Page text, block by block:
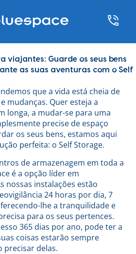
viajantes: Guarde os seus bens
as suas aventuras com o Self
que a vida está cheia de
mudanças. Quer esteja a
longa, a mudar-se para uma
precise de espaço
os seus bens, estamos aqui
perfeita: o Self Storage.
de armazenagem em toda a
é a opção líder em
nossas instalações estão
24 horas por dia, 7
lhe a tranquilidade e
para os seus pertences.
365 dias por ano, pode ter a
coisas estarão sempre
precisar delas.